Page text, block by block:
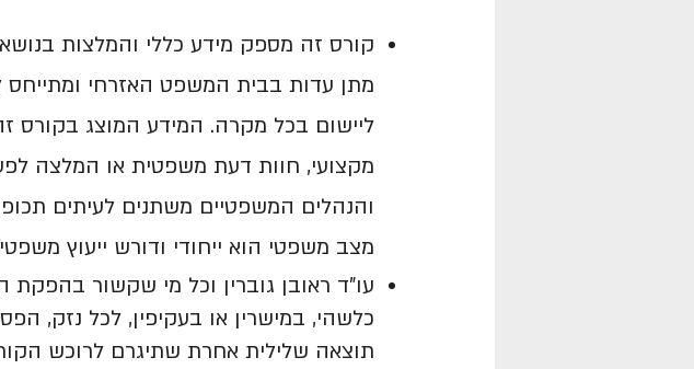
קורס זה מספק מידע כללי והמלצות
מתן עדות בבית המשפט האזרחי ומתייחס
ליישום בכל מקרה. המידע המוצג בקורס
מקצועי, חוות דעת משפטית או המלצה
והנהלים המשפטיים משתנים לעיתים
מצב משפטי הוא ייחודי ודורש ייעוץ
עו"ד ראובן גוברין וכל מי שקשור בהפקת
כלשהי, במישרין או בעקיפין, לכל נזק,
תוצאה שלילית אחרת שתיגרם לרוכש